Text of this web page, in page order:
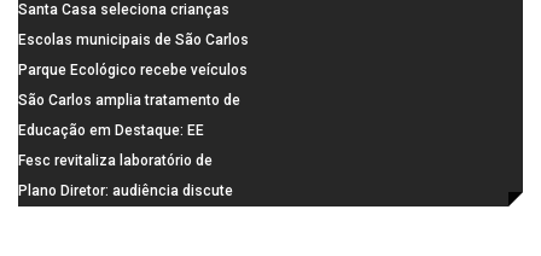
dia 10 de agosto em São Carlos
terá horário especial para o dia
dos Pais
Santa Casa seleciona crianças
para pesquisa sobre dor de
crescimento
Escolas municipais de São Carlos
superam média Nacional do IDEB
Parque Ecológico recebe veículos
elétricos e moderniza rotina de
manejo dos animais
São Carlos amplia tratamento de
resíduos de saúde com autoclave
de última geração
Educação em Destaque: EE
Visconde da Cunha Bueno, em
Santa Eudóxia, alcança nota 7,8
Fesc revitaliza laboratório de
informática da Emeb Ulysses
Plano Diretor: audiência discute